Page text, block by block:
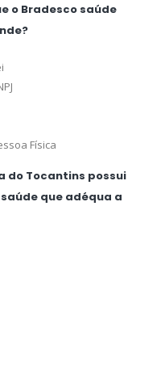
o Bradesco saúde
Física
do Tocantins possui
que adéqua a